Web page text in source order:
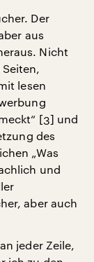
Der
aus
Nicht
lesen
[3] und
des
„Was
und
aber auch
jeder Zeile,